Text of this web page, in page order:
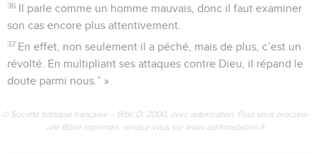
36 Il parle comme un homme mauvais, donc il faut examiner
son cas encore plus attentivement.
37 En effet, non seulement il a péché, mais de plus, c’est un
révolté. En multipliant ses attaques contre Dieu, il répand le
doute parmi nous.” »
© Société biblique française – Bibli’O, 2000, avec autorisation. Pour vous procurer
une Bible imprimée, rendez-vous sur www.editionsbiblio.fr